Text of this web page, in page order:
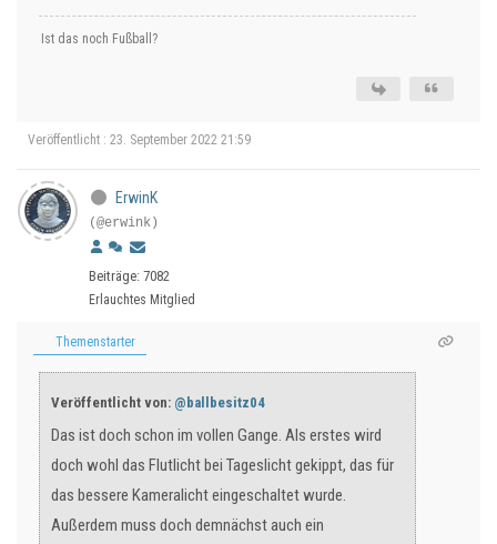
Ist das noch Fußball?
Veröffentlicht : 23. September 2022 21:59
ErwinK
(@erwink)
Beiträge: 7082
Erlauchtes Mitglied
Themenstarter
Veröffentlicht von: @ballbesitz04
Das ist doch schon im vollen Gange. Als erstes wird
doch wohl das Flutlicht bei Tageslicht gekippt, das für
das bessere Kameralicht eingeschaltet wurde.
Außerdem muss doch demnächst auch ein